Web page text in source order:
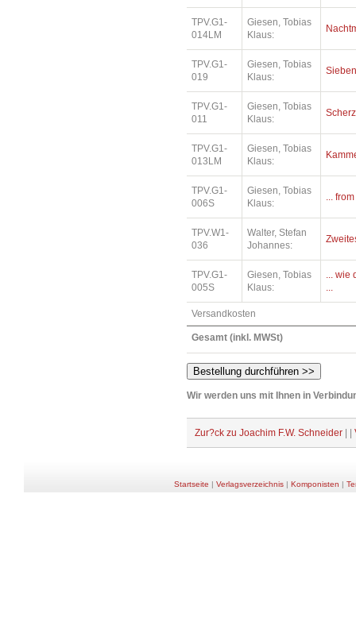
TPV.G1-
014LM
Giesen, Tobias
Klaus:
TPV.G1-
019
Giesen, Tobias
Klaus:
TPV.G1-
011
Giesen, Tobias
Klaus:
TPV.G1-
013LM
Giesen, Tobias
Klaus:
TPV.G1-
006S
Giesen, Tobias
Klaus:
...
TPV.W1-
036
Walter, Stefan
Johannes:
TPV.G1-
005S
Giesen, Tobias
Klaus:
... wie
...
Versandkosten
Gesamt (inkl. MWSt)
Wir werden uns mit Ihnen in
Zur?ck zu Joachim F.W. Schneider
Startseite | Verlagsverzeichnis| Komponisten |